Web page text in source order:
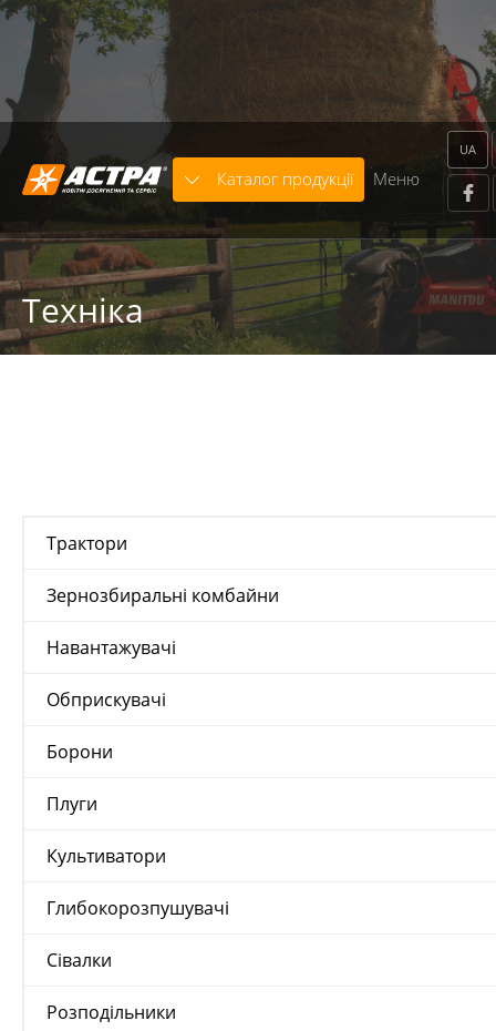
Warning: trim() expects parameter 1 to be string, array
given in
/home/astra/public_html/includes/modules/
on line664
Каталог продукції Меню
UA
Техніка
Трактори
Зернозбиральні комбайни
Навантажувачі
Обприскувачі
Борони
Плуги
Культиватори
Глибокорозпушувачі
Сівалки
Розподільники